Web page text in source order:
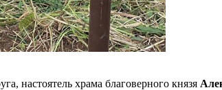
настоятель храма благоверного князя